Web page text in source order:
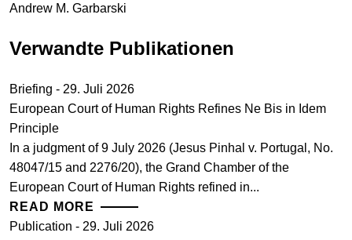
Andrew M. Garbarski
Verwandte Publikationen
Briefing - 29. Juli 2026
European Court of Human Rights Refines Ne Bis in Idem
Principle
In a judgment of 9 July 2026 (Jesus Pinhal v. Portugal, No.
48047/15 and 2276/20), the Grand Chamber of the
European Court of Human Rights refined in...
READ MORE
Publication - 29. Juli 2026